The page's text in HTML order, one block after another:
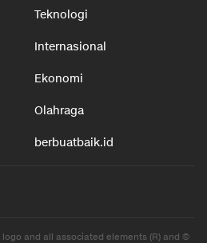
Teknologi
Internasional
Ekonomi
Olahraga
berbuatbaik.id
logo and all associated elements (R) and ©